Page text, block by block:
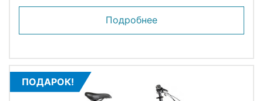
Подробнее
ПОДАРОК!